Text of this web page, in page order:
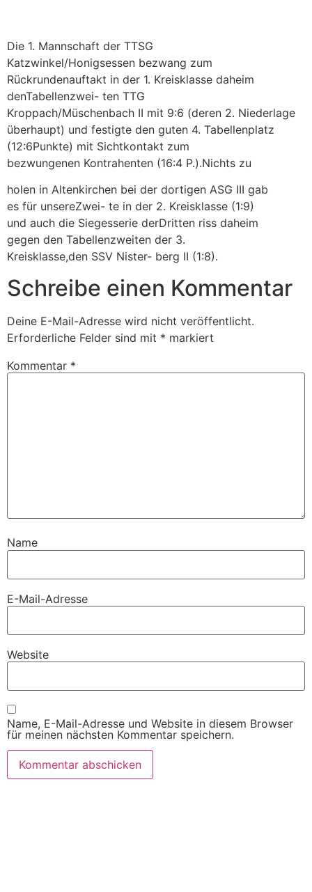
Die 1. Mannschaft der TTSG
Katzwinkel/Honigsessen bezwang zum
Rückrundenauftakt in der 1. Kreisklasse daheim
denTabellenzwei- ten TTG
Kroppach/Müschenbach II mit 9:6 (deren 2. Niederlage
überhaupt) und festigte den guten 4. Tabellenplatz
(12:6Punkte) mit Sichtkontakt zum
bezwungenen Kontrahenten (16:4 P.).Nichts zu
holen in Altenkirchen bei der dortigen ASG III gab
es für unsereZwei- te in der 2. Kreisklasse (1:9)
und auch die Siegesserie derDritten riss daheim
gegen den Tabellenzweiten der 3.
Kreisklasse,den SSV Nister- berg II (1:8).
Schreibe einen Kommentar
Deine E-Mail-Adresse wird nicht veröffentlicht.
Erforderliche Felder sind mit * markiert
Kommentar *
Name
E-Mail-Adresse
Website
Name, E-Mail-Adresse und Website in diesem Browser
für meinen nächsten Kommentar speichern.